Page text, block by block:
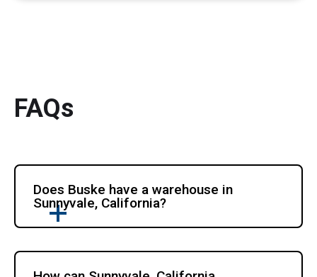
FAQs
Does Buske have a warehouse in
Sunnyvale, California?